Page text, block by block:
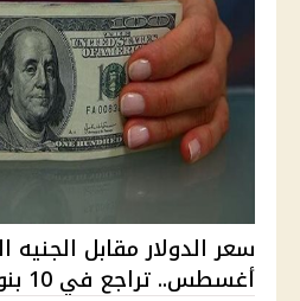
أغسطس.. تراجع في 10 بنوك وارت...